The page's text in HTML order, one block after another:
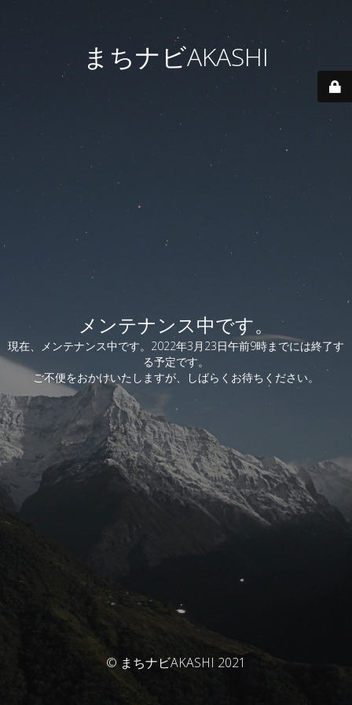
まちナビAKASHI
メンテナンス中です。
現在、メンテナンス中です。2022年3月23日午前9時までには終了す
る予定です。
ご不便をおかけいたしますが、しばらくお待ちください。
© まちナビAKASHI 2021